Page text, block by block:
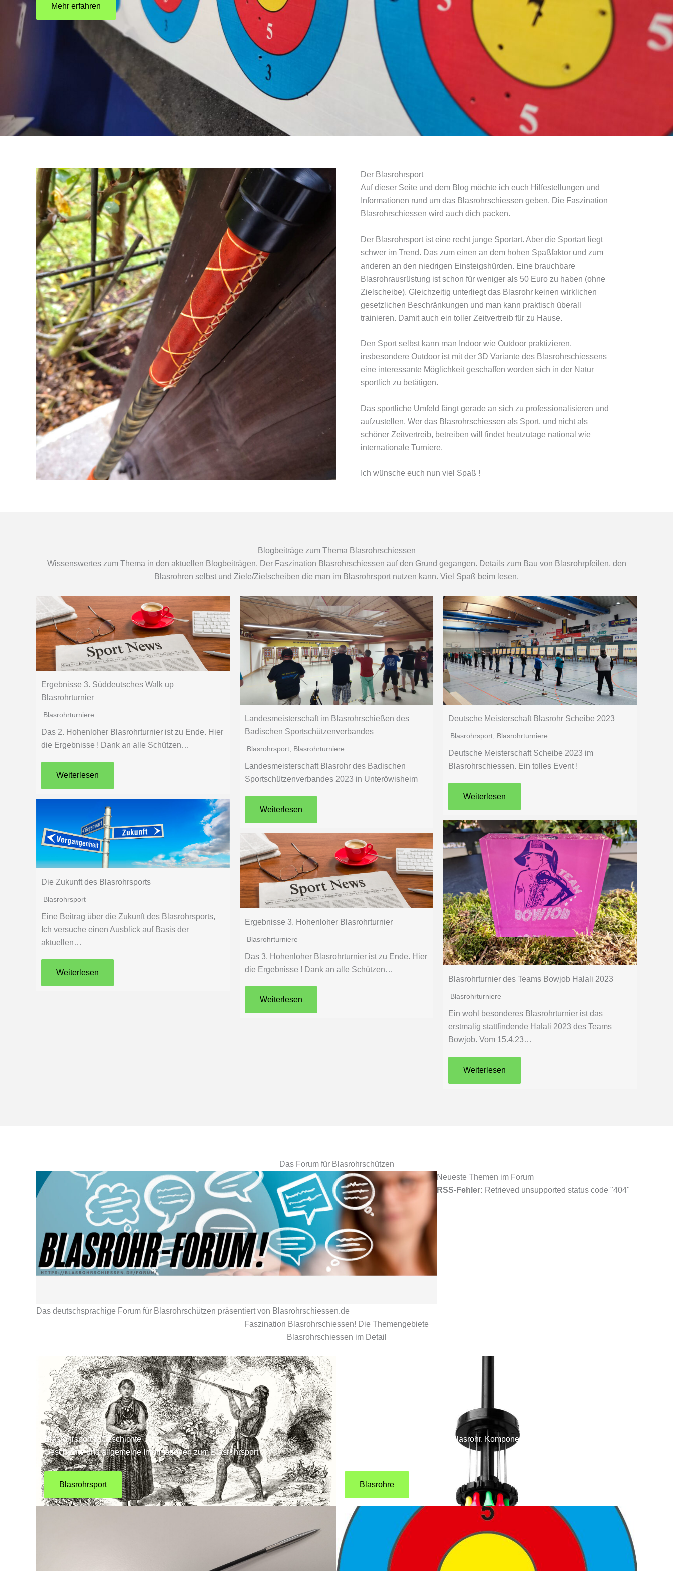
Mehr erfahren
Der Blasrohrsport
Auf dieser Seite und dem Blog möchte ich euch Hilfestellungen und
Informationen rund um das Blasrohrschiessen geben. Die Faszination
Blasrohrschiessen wird auch dich packen.
Der Blasrohrsport ist eine recht junge Sportart. Aber die Sportart liegt
schwer im Trend. Das zum einen an dem hohen Spaßfaktor und zum
anderen an den niedrigen Einsteigshürden. Eine brauchbare
Blasrohrausrüstung ist schon für weniger als 50 Euro zu haben (ohne
Zielscheibe). Gleichzeitig unterliegt das Blasrohr keinen wirklichen
gesetzlichen Beschränkungen und man kann praktisch überall
trainieren. Damit auch ein toller Zeitvertreib für zu Hause.
Den Sport selbst kann man Indoor wie Outdoor praktizieren.
insbesondere Outdoor ist mit der 3D Variante des Blasrohrschiessens
eine interessante Möglichkeit geschaffen worden sich in der Natur
sportlich zu betätigen.
Das sportliche Umfeld fängt gerade an sich zu professionalisieren und
aufzustellen. Wer das Blasrohrschiessen als Sport, und nicht als
schöner Zeitvertreib, betreiben will findet heutzutage national wie
internationale Turniere.
Ich wünsche euch nun viel Spaß !
Blogbeiträge zum Thema Blasrohrschiessen
Wissenswertes zum Thema in den aktuellen Blogbeiträgen. Der Faszination Blasrohrschiessen auf den Grund gegangen. Details zum Bau von Blasrohrpfeilen, den
Blasrohren selbst und Ziele/Zielscheiben die man im Blasrohrsport nutzen kann. Viel Spaß beim lesen.
Ergebnisse 3. Süddeutsches Walk up
Blasrohrturnier
Blasrohrturniere
Das 2. Hohenloher Blasrohrturnier ist zu Ende. Hier
die Ergebnisse ! Dank an alle Schützen…
Weiterlesen
Landesmeisterschaft im Blasrohrschießen des
Badischen Sportschützenverbandes
Blasrohrsport, Blasrohrturniere
Landesmeisterschaft Blasrohr des Badischen
Sportschützenverbandes 2023 in Unteröwisheim
Weiterlesen
Deutsche Meisterschaft Blasrohr Scheibe 2023
Blasrohrsport, Blasrohrturniere
Deutsche Meisterschaft Scheibe 2023 im
Blasrohrschiessen. Ein tolles Event !
Weiterlesen
Die Zukunft des Blasrohrsports
Blasrohrsport
Eine Beitrag über die Zukunft des Blasrohrsports,
Ich versuche einen Ausblick auf Basis der
aktuellen…
Weiterlesen
Blasrohrturnier des Teams Bowjob Halali 2023
Blasrohrturniere
Ein wohl besonderes Blasrohrturnier ist das
erstmalig stattfindende Halali 2023 des Teams
Bowjob. Vom 15.4.23…
Weiterlesen
Ergebnisse 3. Hohenloher Blasrohrturnier
Blasrohrturniere
Das 3. Hohenloher Blasrohrturnier ist zu Ende. Hier
die Ergebnisse ! Dank an alle Schützen…
Weiterlesen
Das Forum für Blasrohrschützen
Das deutschsprachige Forum für Blasrohrschützen präsentiert von Blasrohrschiessen.de
Neueste Themen im Forum
RSS-Fehler: Retrieved unsupported status code "404"
Faszination Blasrohrschiessen! Die Themengebiete
Blasrohrschiessen im Detail
Blasrohrsport & Geschichte
Geschichte und allgemeine Informationen zum Blasrohrsport
Blasrohrsport
Informationen zum Sportgerät Blasrohr. Komponenten, Kaliber, Material und
Blasrohre